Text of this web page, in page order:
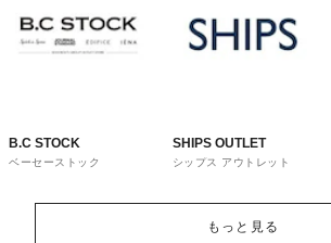
B.C STOCK
ベーセーストック
SHIPS OUTLET
シップス アウトレット
もっと見る